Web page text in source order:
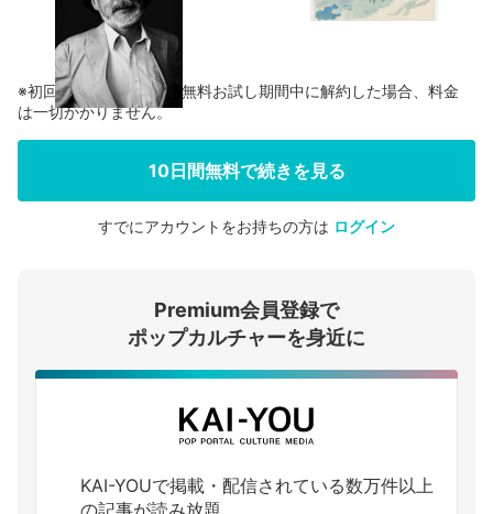
会員登録する
ログインする
※初回登録の方に限り、無料お試し期間中に解約した場合、料金
は一切かかりません。
10日間無料で続きを見る
すでにアカウントをお持ちの方は ログイン
Premium会員登録で
ポップカルチャーを身近に
KAI-YOUで掲載・配信されている数万件以上
の記事が読み放題